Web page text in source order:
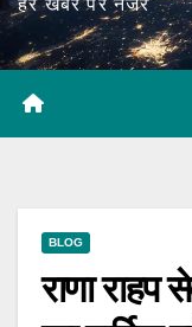
हर खबर पर नजर
BLOG
राणा राहप